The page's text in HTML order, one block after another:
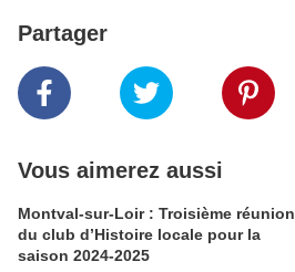
Partager
Vous aimerez aussi
Montval-sur-Loir : Troisième réunion
du club d’Histoire locale pour la
saison 2024-2025